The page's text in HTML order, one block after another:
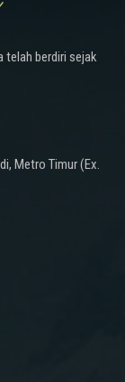
telah berdiri sejak
Metro Timur (Ex.